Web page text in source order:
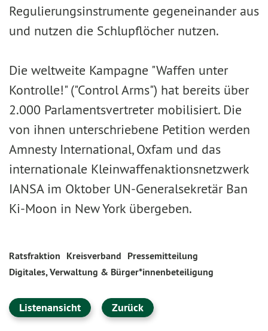
Regulierungsinstrumente gegeneinander aus
und nutzen die Schlupflöcher nutzen.
Die weltweite Kampagne "Waffen unter
Kontrolle!" ("Control Arms") hat bereits über
2.000 Parlamentsvertreter mobilisiert. Die
von ihnen unterschriebene Petition werden
Amnesty International, Oxfam und das
internationale Kleinwaffenaktionsnetzwerk
IANSA im Oktober UN-Generalsekretär Ban
Ki-Moon in New York übergeben.
Ratsfraktion Kreisverband Pressemitteilung
Digitales, Verwaltung & Bürger*innenbeteiligung
Listenansicht Zurück